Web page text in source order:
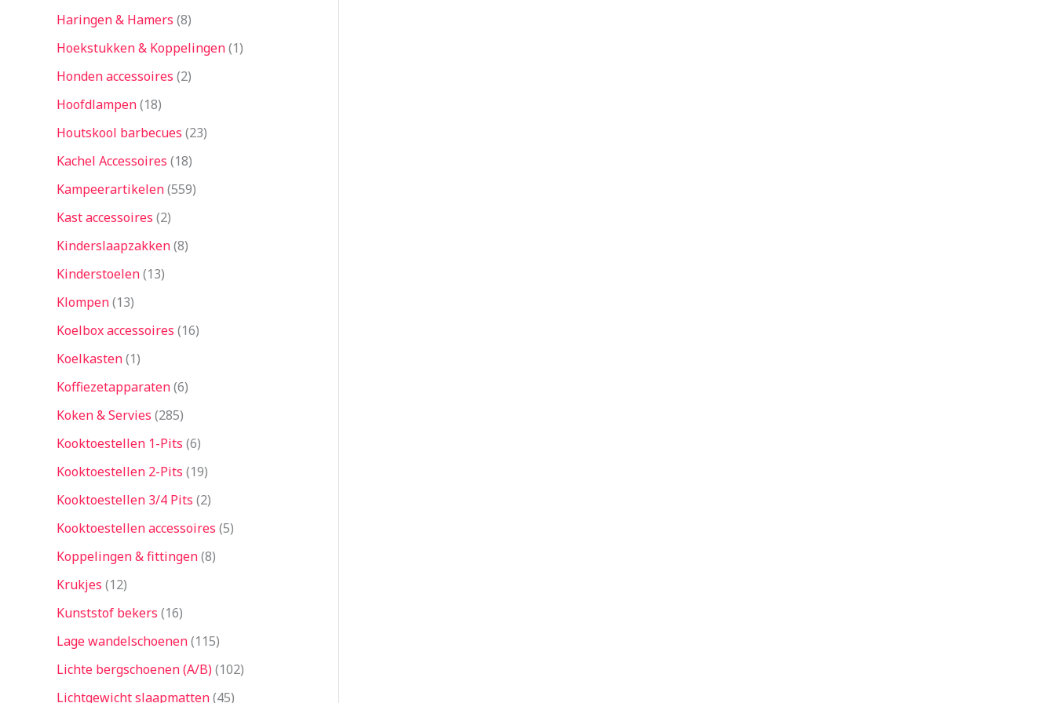
Haringen & Hamers 8
Hoekstukken & Koppelingen 1
Honden accessoires 2
Hoofdlampen 18
Houtskool barbecues 23
Kachel Accessoires 18
Kampeerartikelen 559
Kast accessoires 2
Kinderslaapzakken 8
Kinderstoelen 13
Klompen 13
Koelbox accessoires 16
Koelkasten 1
Koffiezetapparaten 6
Koken & Servies 285
Kooktoestellen 1-Pits 6
Kooktoestellen 2-Pits 19
Kooktoestellen 3/4 Pits 2
Kooktoestellen accessoires 5
Koppelingen & fittingen 8
Krukjes 12
Kunststof bekers 16
Lage wandelschoenen 115
Lichte bergschoenen (A/B) 102
Lichtgewicht slaapmatten 45